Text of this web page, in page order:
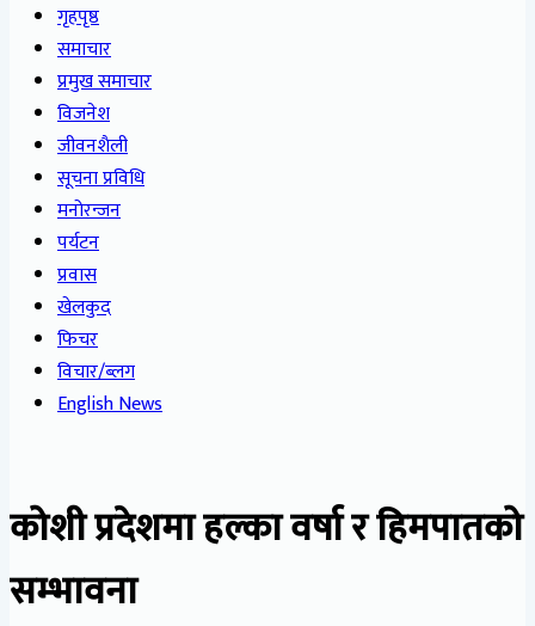
गृहपृष्ठ
समाचार
प्रमुख समाचार
विजनेश
जीवनशैली
सूचना प्रविधि
मनोरन्जन
पर्यटन
प्रवास
खेलकुद
फिचर
विचार/ब्लग
English News
कोशी प्रदेशमा हल्का वर्षा र हिमपातको
सम्भावना